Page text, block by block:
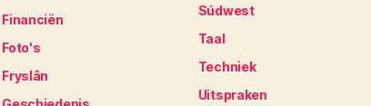
Financiën
Foto's
Fryslân
Súdwest
Taal
Techniek
Uitspraken